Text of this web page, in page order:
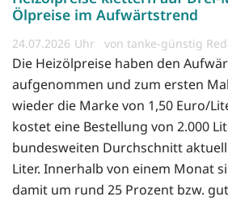
Ölpreise im Aufwärtstrend
24.07.2026 von tanke-günstig
Die Heizölpreise haben den
aufgenommen und zum ersten
wieder die Marke von 1,50 Euro/
kostet eine Bestellung von 2.000
bundesweiten Durchschnitt
Liter. Innerhalb von einem Monat
damit um rund 25 Prozent bzw.